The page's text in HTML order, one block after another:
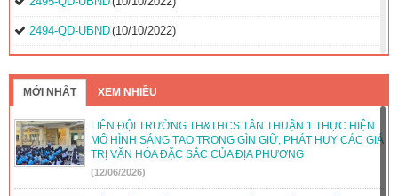
2494-QD-UBND(10/10/2022)
888/TB-UBND(31/08/2022)
2397/QĐ-UBND(26/08/2022)
31/2022/NQ-HĐND (16/08/2022)
MỚI NHẤT XEM NHIỀU
LIÊN ĐỘI TRƯỜNG TH&THCS TÂN THUẬN 1 THỰC HIỆN
MÔ HÌNH SÁNG TẠO TRONG GÌN GIỮ, PHÁT HUY CÁC GIÁ
TRỊ VĂN HÓA ĐẶC SẮC CỦA ĐỊA PHƯƠNG
(12/06/2026)